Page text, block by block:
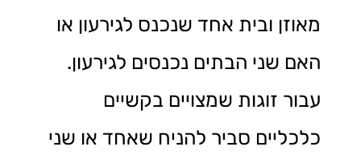
מאוזן ובית אחד שנכנס לגירעון או
האם שני הבתים נכנסים לגירעון.
עבור זוגות שמצויים בקשיים
כלכליים סביר להניח שאחד או שני